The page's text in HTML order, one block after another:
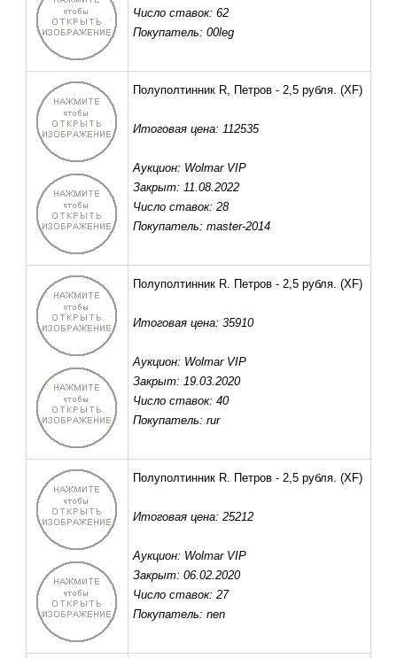
Число ставок: 62
Покупатель: 00leg
Полуполтинник R, Петров - 2,5 рубля. (XF)
Итоговая цена: 112535
Аукцион: Wolmar VIP
Закрыт: 11.08.2022
Число ставок: 28
Покупатель: master-2014
Полуполтинник R. Петров - 2,5 рубля. (XF)
Итоговая цена: 35910
Аукцион: Wolmar VIP
Закрыт: 19.03.2020
Число ставок: 40
Покупатель: rur
Полуполтинник R. Петров - 2,5 рубля. (XF)
Итоговая цена: 25212
Аукцион: Wolmar VIP
Закрыт: 06.02.2020
Число ставок: 27
Покупатель: nen